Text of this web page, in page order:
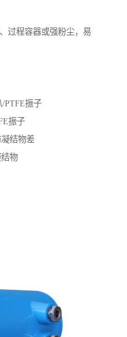
过程容器或强粉尘，易
PTFE振子
振子
结物差
物